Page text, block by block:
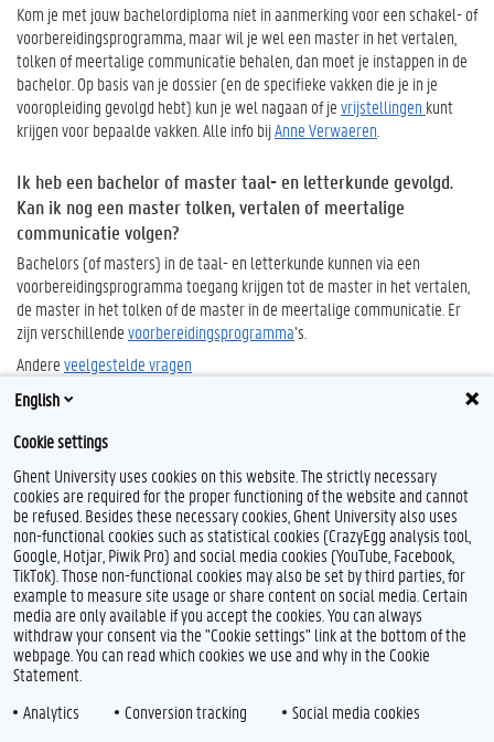
Kom je met jouw bachelordiploma niet in aanmerking voor een schakel- of
voorbereidingsprogramma, maar wil je wel een master in het vertalen,
tolken of meertalige communicatie behalen, dan moet je instappen in de
bachelor. Op basis van je dossier (en de specifieke vakken die je in je
vooropleiding gevolgd hebt) kun je wel nagaan of jevrijstellingen kunt
krijgen voor bepaalde vakken. Alle info bijAnne Verwaeren
Ik heb een bachelor of master taal- en letterkunde gevolgd.
Kan ik nog een master tolken, vertalen of meertalige
communicatie volgen?
Bachelors (of masters) in de taal- en letterkunde kunnen via een
voorbereidingsprogramma toegang krijgen tot de master in het vertalen,
de master in het tolken of de master in de meertalige communicatie. Er
zijn verschillendevoorbereidingsprogramma’s.
Andereveelgestelde vragen
F
a
c
e
b
o
o
k
L
i
n
k
e
d
I
Y
o
u
T
u
b
e
I
n
s
t
a
g
r
Feedback
Privacy
Disclaimer
Toegankelijkheid
English
Cookie settings
Ghent University uses cookies on this website. The strictly necessary
cookies are required for the proper functioning of the website and cannot
be refused. Besides these necessary cookies, Ghent University also uses
non-functional cookies such as statistical cookies (CrazyEgg analysis tool,
Google, Hotjar, Piwik Pro) and social media cookies (YouTube, Facebook,
TikTok). Those non-functional cookies may also be set by third parties, for
example to measure site usage or share content on social media. Certain
media are only available if you accept the cookies. You can always
withdraw your consent via the "Cookie settings" link at the bottom of the
webpage. You can read which cookies we use and why in the Cookie
Statement.
Analytics
Conversion tracking
Social media cookies